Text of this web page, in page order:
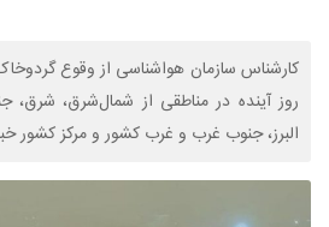
روز آینده در مناطقی از شمال‌شرق، شرق،
البرز، جنوب غرب و غرب کشور و مرکز کشور